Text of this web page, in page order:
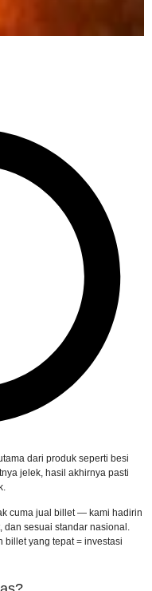
dari produk seperti besi
jelek, hasil akhirnya pasti
cuma jual billet — kami hadirin
dan sesuai standar nasional.
billet yang tepat = investasi